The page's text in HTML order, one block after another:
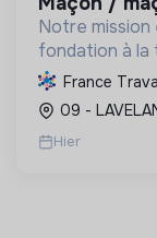
Notre mission
fondation à
rénovation et
talents et
France
09 -
Hier